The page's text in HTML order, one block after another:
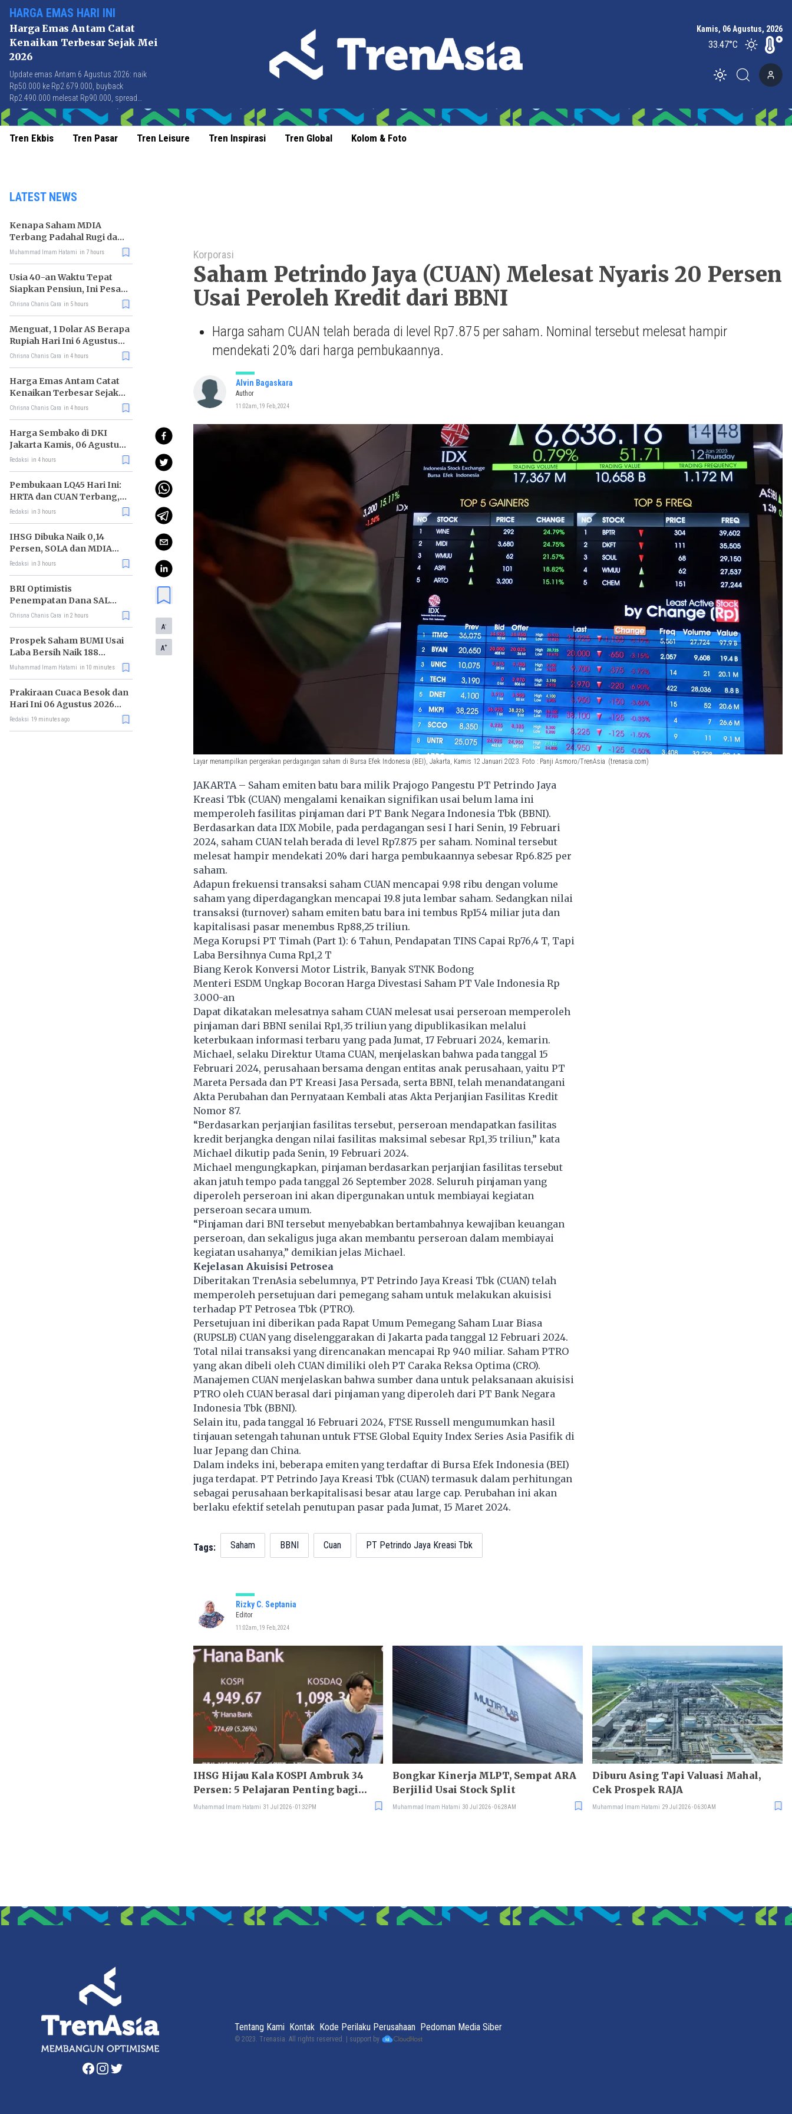
HARGA EMAS HARI INI
Harga Emas Antam Catat
Kenaikan Terbesar Sejak Mei
2026
Update emas Antam 6 Agustus 2026: naik
Rp50.000 ke Rp2.679.000, buyback
Rp2.490.000 melesat Rp90.000, spread
Rp189.000 tersempit sejak awal April 2026.
Kamis, 06 Agustus, 2026
33.47°C
Toggle theme
Tren Ekbis Tren Pasar Tren Leisure Tren Inspirasi Tren Global Kolom & Foto
LATEST NEWS
Kenapa Saham MDIA
Terbang Padahal Rugi dan
Terlilit Utang?
Muhammad Imam Hatami in 7 hours
Usia 40-an Waktu Tepat
Siapkan Pensiun, Ini Pesan
Rhenald Kasali
Chrisna Chanis Cara in 5 hours
Menguat, 1 Dolar AS Berapa
Rupiah Hari Ini 6 Agustus
2026?
Chrisna Chanis Cara in 4 hours
Harga Emas Antam Catat
Kenaikan Terbesar Sejak
Mei 2026
Chrisna Chanis Cara in 4 hours
Harga Sembako di DKI
Jakarta Kamis, 06 Agustus
2026, Daging Kambing
Redaksi in 4 hours
Pembukaan LQ45 Hari Ini:
HRTA dan CUAN Terbang,
MAPI Tiarap
Redaksi in 3 hours
IHSG Dibuka Naik 0,14
Persen, SOLA dan MDIA
Jadi Katalis
Redaksi in 3 hours
BRI Optimistis
Penempatan Dana SAL
Dorong Pembiayaan Sektor
Chrisna Chanis Cara in 2 hours
Prospek Saham BUMI Usai
Laba Bersih Naik 188
Persen
Muhammad Imam Hatami in 10 minutes
Prakiraan Cuaca Besok dan
Hari Ini 06 Agustus 2026
untuk Wilayah DKI Jakarta
Redaksi 19 minutes ago
A-
A+
Korporasi
Saham Petrindo Jaya (CUAN) Melesat Nyaris 20 Persen
Usai Peroleh Kredit dari BBNI
Harga saham CUAN telah berada di level Rp7.875 per saham. Nominal tersebut melesat hampir
mendekati 20% dari harga pembukaannya.
Alvin Bagaskara
Author
11:02am, 19 Feb, 2024
Layar menampilkan pergerakan perdagangan saham di Bursa Efek Indonesia (BEI), Jakarta, Kamis 12 Januari 2023. Foto : Panji Asmoro/TrenAsia (trenasia.com)
JAKARTA – Saham emiten batu bara milik Prajogo Pangestu PT Petrindo Jaya
Kreasi Tbk (CUAN) mengalami kenaikan signifikan usai belum lama ini
memperoleh fasilitas pinjaman dari PT Bank Negara Indonesia Tbk (BBNI).
Berdasarkan data IDX Mobile, pada perdagangan sesi I hari Senin, 19 Februari
2024, saham CUAN telah berada di level Rp7.875 per saham. Nominal tersebut
melesat hampir mendekati 20% dari harga pembukaannya sebesar Rp6.825 per
saham.
Adapun frekuensi transaksi saham CUAN mencapai 9.98 ribu dengan volume
saham yang diperdagangkan mencapai 19.8 juta lembar saham. Sedangkan nilai
transaksi (turnover) saham emiten batu bara ini tembus Rp154 miliar juta dan
kapitalisasi pasar menembus Rp88,25 triliun.
Mega Korupsi PT Timah (Part 1): 6 Tahun, Pendapatan TINS Capai Rp76,4 T, Tapi
Laba Bersihnya Cuma Rp1,2 T
Biang Kerok Konversi Motor Listrik, Banyak STNK Bodong
Menteri ESDM Ungkap Bocoran Harga Divestasi Saham PT Vale Indonesia Rp
3.000-an
Dapat dikatakan melesatnya saham CUAN melesat usai perseroan memperoleh
pinjaman dari BBNI senilai Rp1,35 triliun yang dipublikasikan melalui
keterbukaan informasi terbaru yang pada Jumat, 17 Februari 2024, kemarin.
Michael, selaku Direktur Utama CUAN, menjelaskan bahwa pada tanggal 15
Februari 2024, perusahaan bersama dengan entitas anak perusahaan, yaitu PT
Mareta Persada dan PT Kreasi Jasa Persada, serta BBNI, telah menandatangani
Akta Perubahan dan Pernyataan Kembali atas Akta Perjanjian Fasilitas Kredit
Nomor 87.
“Berdasarkan perjanjian fasilitas tersebut, perseroan mendapatkan fasilitas
kredit berjangka dengan nilai fasilitas maksimal sebesar Rp1,35 triliun,” kata
Michael dikutip pada Senin, 19 Februari 2024.
Michael mengungkapkan, pinjaman berdasarkan perjanjian fasilitas tersebut
akan jatuh tempo pada tanggal 26 September 2028. Seluruh pinjaman yang
diperoleh perseroan ini akan dipergunakan untuk membiayai kegiatan
perseroan secara umum.
“Pinjaman dari BNI tersebut menyebabkan bertambahnya kewajiban keuangan
perseroan, dan sekaligus juga akan membantu perseroan dalam membiayai
kegiatan usahanya,” demikian jelas Michael.
Kejelasan Akuisisi Petrosea
Diberitakan TrenAsia sebelumnya, PT Petrindo Jaya Kreasi Tbk (CUAN) telah
memperoleh persetujuan dari pemegang saham untuk melakukan akuisisi
terhadap PT Petrosea Tbk (PTRO).
Persetujuan ini diberikan pada Rapat Umum Pemegang Saham Luar Biasa
(RUPSLB) CUAN yang diselenggarakan di Jakarta pada tanggal 12 Februari 2024.
Total nilai transaksi yang direncanakan mencapai Rp 940 miliar. Saham PTRO
yang akan dibeli oleh CUAN dimiliki oleh PT Caraka Reksa Optima (CRO).
Manajemen CUAN menjelaskan bahwa sumber dana untuk pelaksanaan akuisisi
PTRO oleh CUAN berasal dari pinjaman yang diperoleh dari PT Bank Negara
Indonesia Tbk (BBNI).
Selain itu, pada tanggal 16 Februari 2024, FTSE Russell mengumumkan hasil
tinjauan setengah tahunan untuk FTSE Global Equity Index Series Asia Pasifik di
luar Jepang dan China.
Dalam indeks ini, beberapa emiten yang terdaftar di Bursa Efek Indonesia (BEI)
juga terdapat. PT Petrindo Jaya Kreasi Tbk (CUAN) termasuk dalam perhitungan
sebagai perusahaan berkapitalisasi besar atau large cap. Perubahan ini akan
berlaku efektif setelah penutupan pasar pada Jumat, 15 Maret 2024.
Tags: Saham BBNI Cuan PT Petrindo Jaya Kreasi Tbk
Rizky C. Septania
Editor
11:02am, 19 Feb, 2024
IHSG Hijau Kala KOSPI Ambruk 34
Persen: 5 Pelajaran Penting bagi
Investor
Muhammad Imam Hatami 31 Jul 2026 - 01:32PM
Bongkar Kinerja MLPT, Sempat ARA
Berjilid Usai Stock Split
Muhammad Imam Hatami 30 Jul 2026 - 06:28AM
Diburu Asing Tapi Valuasi Mahal,
Cek Prospek RAJA
Muhammad Imam Hatami 29 Jul 2026 - 06:30AM
Facebook
Instagram
Twitter
Tentang Kami Kontak Kode Perilaku Perusahaan Pedoman Media Siber
© 2023. Trenasia . All rights reserved. | support by